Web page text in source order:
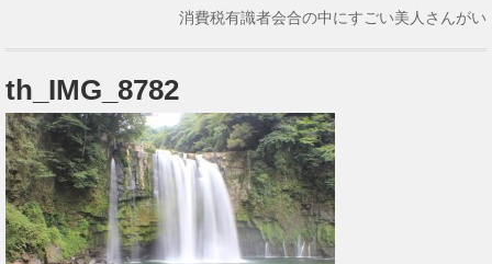
消費税有識者会合の中にすごい美人さんがい
th_IMG_8782